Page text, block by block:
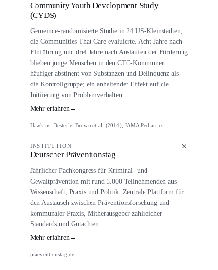
Community Youth Development Study
(CYDS)
Gemeinde-randomisierte Studie in 24 US-Kleinstädten,
die Communities That Care evaluierte. Acht Jahre nach
Einführung und drei Jahre nach Auslaufen der Förderung
blieben junge Menschen in den CTC-Kommunen
häufiger abstinent von Substanzen und Delinquenz als
die Kontrollgruppe; ein anhaltender Effekt auf die
Initiierung von Problemverhalten.
Mehr erfahren→
Hawkins, Oesterle, Brown et al. (2014), JAMA Pediatrics
INSTITUTION
Deutscher Präventionstag
Jährlicher Fachkongress für Kriminal- und
Gewaltprävention mit rund 3.000 Teilnehmenden aus
Wissenschaft, Praxis und Politik. Zentrale Plattform für
den Austausch zwischen Präventionsforschung und
kommunaler Praxis, Mitherausgeber zahlreicher
Standards und Gutachten.
Mehr erfahren→
praeventionstag.de